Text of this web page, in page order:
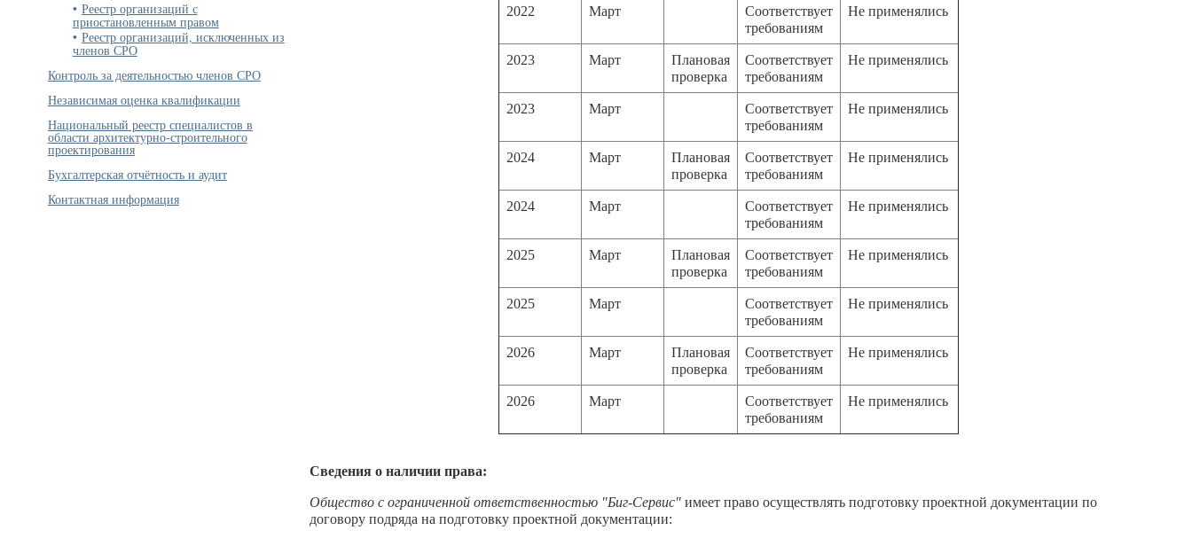
Реестр организаций с
приостановленным правом
Реестр организаций, исключенных из
членов СРО
Контроль за деятельностью членов СРО
Независимая оценка квалификации
Национальный реестр специалистов в
области архитектурно-строительного
проектирования
Бухгалтерская отчётность и аудит
Контактная информация
2022 Март
Соответствует
требованиям
Не применялись
2023 Март
Плановая
проверка
Соответствует
требованиям
Не применялись
2023 Март
Соответствует
требованиям
Не применялись
2024 Март
Плановая
проверка
Соответствует
требованиям
Не применялись
2024 Март
Соответствует
требованиям
Не применялись
2025 Март
Плановая
проверка
Соответствует
требованиям
Не применялись
2025 Март
Соответствует
требованиям
Не применялись
2026 Март
Плановая
проверка
Соответствует
требованиям
Не применялись
2026 Март
Соответствует
требованиям
Не применялись
Сведения о наличии права:
Общество с ограниченной ответственностью "Биг-Сервис" имеет право осуществлять подготовку проектной документации по
договору подряда на подготовку проектной документации: